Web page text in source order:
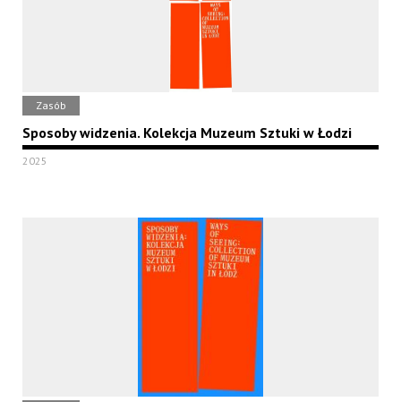
Zasób
Sposoby widzenia. Kolekcja Muzeum Sztuki w Łodzi
2025